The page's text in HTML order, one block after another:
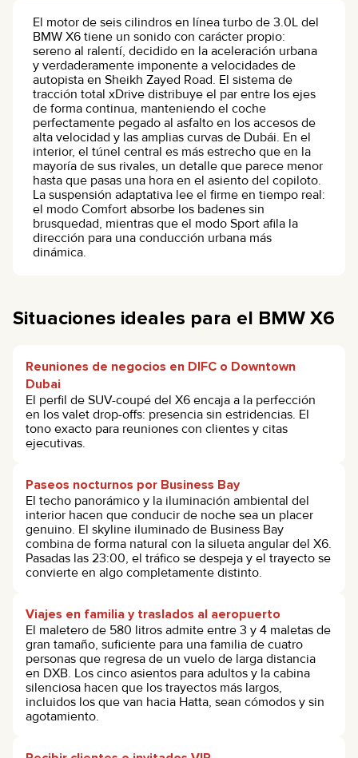
El motor de seis cilindros en línea turbo de 3.0L del
BMW X6 tiene un sonido con carácter propio:
sereno al ralentí, decidido en la aceleración urbana
y verdaderamente imponente a velocidades de
autopista en Sheikh Zayed Road. El sistema de
tracción total xDrive distribuye el par entre los ejes
de forma continua, manteniendo el coche
perfectamente pegado al asfalto en los accesos de
alta velocidad y las amplias curvas de Dubái. En el
interior, el túnel central es más estrecho que en la
mayoría de sus rivales, un detalle que parece menor
hasta que pasas una hora en el asiento del copiloto.
La suspensión adaptativa lee el firme en tiempo real:
el modo Comfort absorbe los badenes sin
brusquedad, mientras que el modo Sport afila la
dirección para una conducción urbana más
dinámica.
Situaciones ideales para el BMW X6
Reuniones de negocios en DIFC o Downtown
Dubai
El perfil de SUV-coupé del X6 encaja a la perfección
en los valet drop-offs: presencia sin estridencias. El
tono exacto para reuniones con clientes y citas
ejecutivas.
Paseos nocturnos por Business Bay
El techo panorámico y la iluminación ambiental del
interior hacen que conducir de noche sea un placer
genuino. El skyline iluminado de Business Bay
combina de forma natural con la silueta angular del X6.
Pasadas las 23:00, el tráfico se despeja y el trayecto se
convierte en algo completamente distinto.
Viajes en familia y traslados al aeropuerto
El maletero de 580 litros admite entre 3 y 4 maletas de
gran tamaño, suficiente para una familia de cuatro
personas que regresa de un vuelo de larga distancia
en DXB. Los cinco asientos para adultos y la cabina
silenciosa hacen que los trayectos más largos,
incluidos los que van hacia Hatta, sean cómodos y sin
agotamiento.